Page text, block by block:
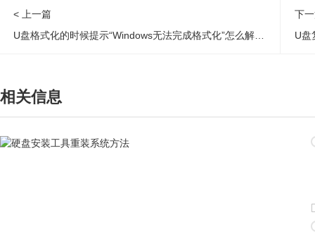
< 上一篇
下
U盘
相关信息